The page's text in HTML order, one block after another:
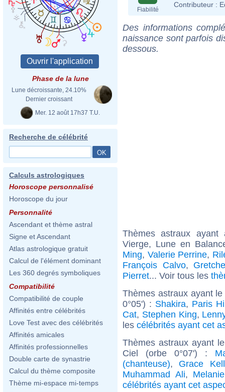
Phase de la lune
Lune décroissante, 24.10%
Dernier croissant
Mer. 12 août 17h37 T.U.
Recherche de célébrité
Calculs astrologiques
Horoscope personnalisé
Horoscope du jour
Personnalité
Ascendant et thème astral
Signe et Ascendant
Atlas astrologique gratuit
Calcul de l'élément dominant
Les 360 degrés symboliques
Compatibilité
Compatibilité de couple
Affinités entre célébrités
Love Test avec des célébrités
Affinités amicales
Affinités professionnelles
Double carte de synastrie
Calcul du thème composite
Thème mi-espace mi-temps
Fiabilité
Contributeur :
Des informations
naissance sont parfois
dessous.
Thèmes astraux
Vierge, Lune en
Ming, Valerie Perrine,
François Calvo,
Pierret... Voir tous les
Thèmes astraux ayant
0°05') : Shakira, Paris
Cat, Stephen King,
les célébrités ayant cet
Thèmes astraux ayant
Ciel (orbe 0°07') :
(chanteuse), Grace
Muhammad Ali,
célébrités ayant cet